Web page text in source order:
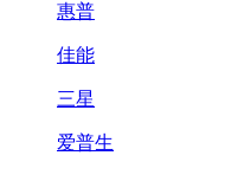
惠普
佳能
三星
爱普生